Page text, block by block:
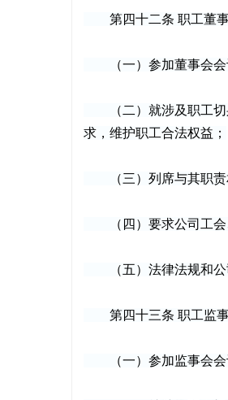
第四十二条 职工董事
（一）参加董事会会
（二）就涉及职工切
求，维护职工合法权益；
（三）列席与其职责
（四）要求公司工会
（五）法律法规和公
第四十三条 职工监事
（一）参加监事会会